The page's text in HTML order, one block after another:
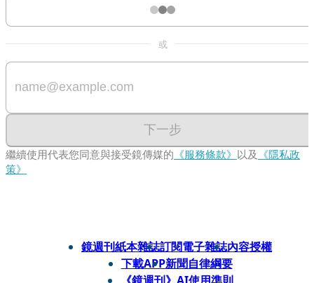
或
下一步
繼續使用代表您同意與接受鏡傳媒的 《服務條款》 以及 《隱私政
策》
鏡週刊紙本雜誌訂閱電子雜誌內容授權
下載APP新聞自律綱要